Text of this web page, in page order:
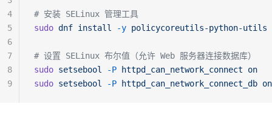
# 安装 SELinux 管理工具
sudo dnf install -y policycoreutils-python-utils
# 设置 SELinux 布尔值（允许 Web 服务器连接数据库）
sudo setsebool -P httpd_can_network_connect on
sudo setsebool -P httpd_can_network_connect_db on
4
5
6
7
8
9